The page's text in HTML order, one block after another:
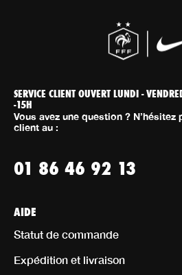
SERVICE CLIENT OUVERT LUNDI -
-15H
Vous avez une question ?
client au :
01 86 46 92 13
AIDE
Statut de commande
Expédition et livraison